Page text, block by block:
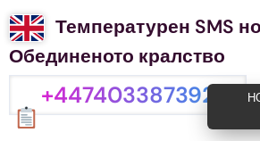
Температурен SMS
Обединеното кралство
+447403387392